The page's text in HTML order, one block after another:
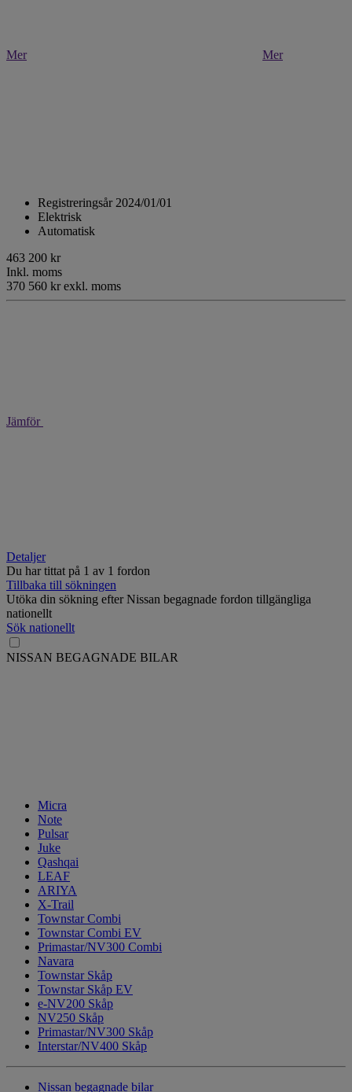
Mer Mer
Registreringsår 2024/01/01
Elektrisk
Automatisk
463 200 kr
Inkl. moms
370 560 kr exkl. moms
Jämför
Detaljer
Du har tittat på 1 av 1 fordon
Tillbaka till sökningen
Utöka din sökning efter Nissan begagnade fordon tillgängliga
nationellt
Sök nationellt
NISSAN BEGAGNADE BILAR
Micra
Note
Pulsar
Juke
Qashqai
LEAF
ARIYA
X-Trail
Townstar Combi
Townstar Combi EV
Primastar/NV300 Combi
Navara
Townstar Skåp
Townstar Skåp EV
e-NV200 Skåp
NV250 Skåp
Primastar/NV300 Skåp
Interstar/NV400 Skåp
Nissan begagnade bilar